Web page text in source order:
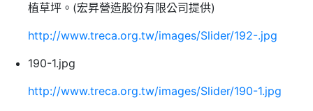
植草坪。(宏昇營造股份有限公司提供)
http://www.treca.org.tw/images/Slider/192-.jpg
190-1.jpg
http://www.treca.org.tw/images/Slider/190-1.jpg